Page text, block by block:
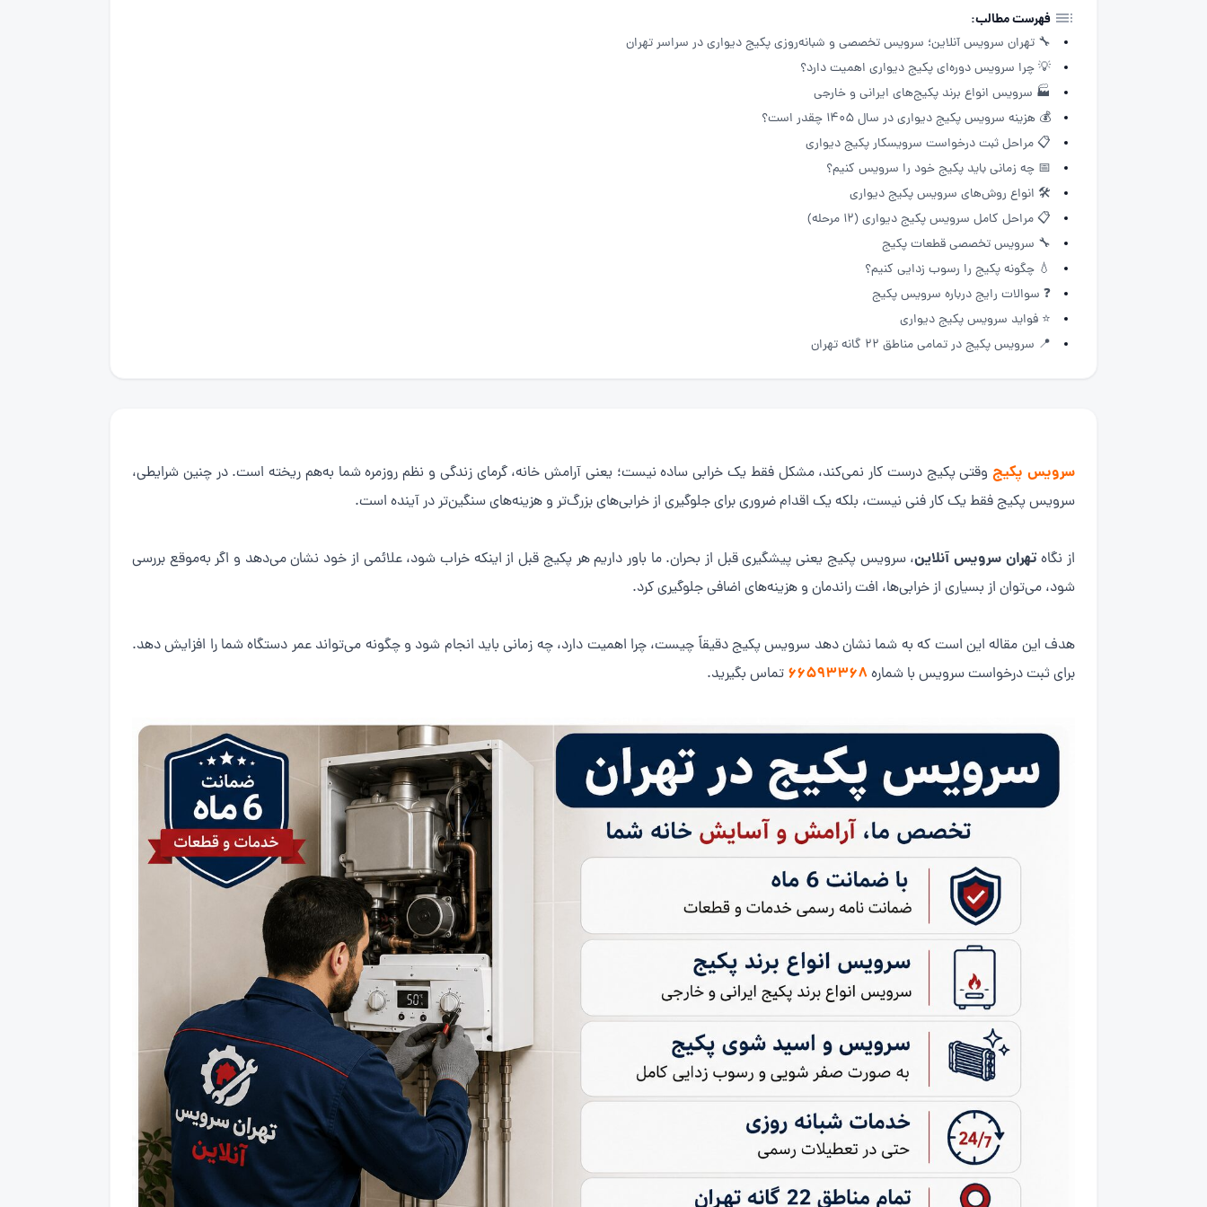
فهرست مطالب:
🔧 تهران سرویس آنلاین؛ سرویس تخصصی و شبانه‌روزی پکیج دیواری در سراسر تهران
💡 چرا سرویس دوره‌ای پکیج دیواری اهمیت دارد؟
🏭 سرویس انواع برند پکیج‌های ایرانی و خارجی
💰 هزینه سرویس پکیج دیواری در سال ۱۴۰۵ چقدر است؟
📋 مراحل ثبت درخواست سرویسکار پکیج دیواری
📅 چه زمانی باید پکیج خود را سرویس کنیم؟
🛠 انواع روش‌های سرویس پکیج دیواری
📋 مراحل کامل سرویس پکیج دیواری (۱۲ مرحله)
🔧 سرویس تخصصی قطعات پکیج
💧 چگونه پکیج را رسوب زدایی کنیم؟
❓ سوالات رایج درباره سرویس پکیج
⭐ فواید سرویس پکیج دیواری
📍 سرویس پکیج در تمامی مناطق ۲۲ گانه تهران
سرویس پکیجوقتی پکیج درست کار نمی‌کند، مشکل فقط یک خرابی ساده نیست؛ یعنی آرامش خانه، گرمای زندگی و نظم روزمره شما به‌هم ریخته است. در چنین شرایطی،
سرویس پکیج فقط یک کار فنی نیست، بلکه یک اقدام ضروری برای جلوگیری از خرابی‌های بزرگ‌تر و هزینه‌های سنگین‌تر در آینده است.
از نگاهتهران سرویس آنلاین، سرویس پکیج یعنی پیشگیری قبل از بحران. ما باور داریم هر پکیج قبل از اینکه خراب شود، علائمی از خود نشان می‌دهد و اگر به‌موقع بررسی
شود، می‌توان از بسیاری از خرابی‌ها، افت راندمان و هزینه‌های اضافی جلوگیری کرد.
هدف این مقاله این است که به شما نشان دهد سرویس پکیج دقیقاً چیست، چرا اهمیت دارد، چه زمانی باید انجام شود و چگونه می‌تواند عمر دستگاه شما را افزایش دهد.
برای ثبت درخواست سرویس با شماره۶۶۵۹۳۳۶۸ تماس بگیرید.